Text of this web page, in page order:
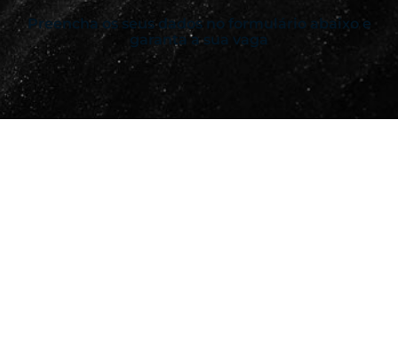
Preencha os seus dados no formulário abaixo e
garanta a sua vaga